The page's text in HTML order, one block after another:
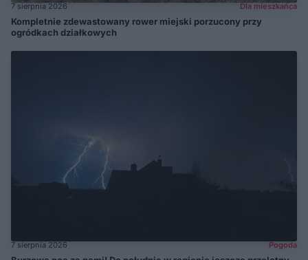
7 sierpnia 2026 Dla mieszkańca
Kompletnie zdewastowany rower miejski porzucony przy
ogródkach działkowych
7 sierpnia 2026 Pogoda